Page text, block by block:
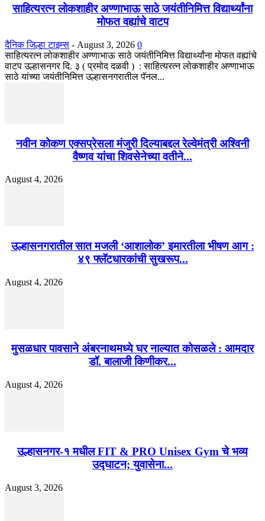
साहित्यरत्न लोकशाहीर अण्णाभाऊ साठे जयंतीनिमित्त विद्यार्थ्यांना
मोफत वह्यांचे वाटप
दैनिक जिल्हा टाइम्स - August 3, 2026 0
साहित्यरत्न लोकशाहीर अण्णाभाऊ साठे जयंतीनिमित्त विद्यार्थ्यांना मोफत वह्यांचे
वाटप उल्हासनगर दि. ३ ( प्रमोद दळवी ) : साहित्यरत्न लोकशाहीर अण्णाभाऊ
साठे यांच्या जयंतीनिमित्त उल्हासनगरातील पॅनल...
नवीन कोकण एक्सप्रेसला मंजुरी दिल्याबद्दल रेल्वेमंत्री अश्विनी
वैष्णव यांचा शिवसेनेच्या वतीने...
August 4, 2026
उल्हासनगरातील सात मजली ‘आशालोक’ इमारतीला भीषण आग :
४९ फ्लॅटधारकांची सुखरूप...
August 4, 2026
मुसळधार पावसाने अंबरनाथमध्ये घर नाल्यात कोसळले : आमदार
डॉ. बालाजी किणीकर...
August 4, 2026
उल्हासनगर-१ मधील FIT & PRO Unisex Gym चे भव्य
उद्घाटन; युवासेना...
August 3, 2026